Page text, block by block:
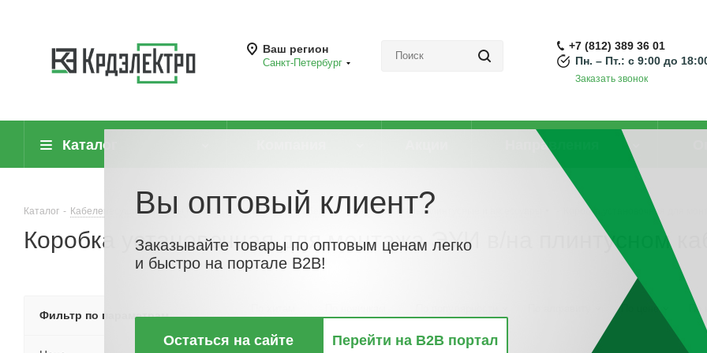
Ваш регион
Санкт-Петербург
+7 (812) 389 36 01
Пн. – Пт.: с 9:00 до
Заказать звонок
Каталог Направления
Каталог - Кабеленесущие системы (системы для прокладки кабеля) - Кабель-каналы плинтусные и аксессуары Коробка установочная для
Коробка установочная для монтажа ЭУИ в/на плинтусном
По цене По
Фильтр по параметрам
Вы оптовый клиент?
Заказывайте товары по оптовым ценам легко
и быстро на портале B2B!
Остаться на сайте Перейти на B2B портал